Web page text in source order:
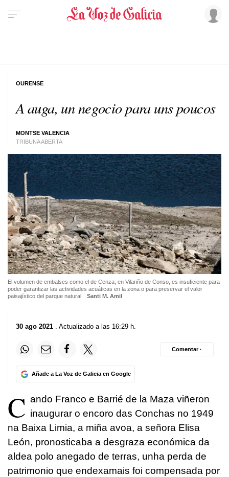
A auga, un negocio para uns poucos
MONTSE VALENCIA
TRIBUNA ABERTA
OURENSE
El volumen de embalses como el de Cenza, en Vilariño de Conso, es insuficiente para
poder garantizar las actividades acuáticas en la zona o para preservar el valor
paisajístico del parque natural
Santi M. Amil
30 ago 2021 . Actualizado a las 16:29 h.
Añade a La Voz de Galicia en Google
Comentar ·
C ando Franco e Barrié de la Maza viñeron
inaugurar o encoro das Conchas no 1949
na Baixa Limia, a miña avoa, a señora Elisa
León, pronosticaba a desgraza económica da
aldea polo anegado de terras, unha perda de
patrimonio que endexamais foi compensada por